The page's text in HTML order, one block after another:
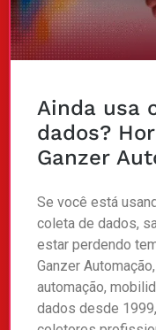
Ainda usa
dados?
Ganzer
Se você está
coleta de dados,
estar perdendo
Ganzer
automação,
dados desde